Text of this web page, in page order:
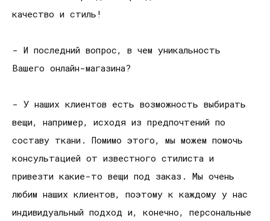
качество и стиль!
- И последний вопрос, в чем уникальность
Вашего онлайн-магазина?
- У наших клиентов есть возможность выбирать
вещи, например, исходя из предпочтений по
составу ткани. Помимо этого, мы можем помочь
консультацией от известного стилиста и
привезти какие-то вещи под заказ. Мы очень
любим наших клиентов, поэтому к каждому у нас
индивидуальный подход и, конечно, персональные